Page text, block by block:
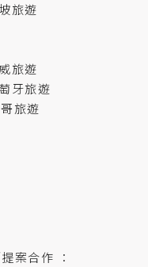
旅遊
旅遊
牙旅遊
旅遊
案合作 ：